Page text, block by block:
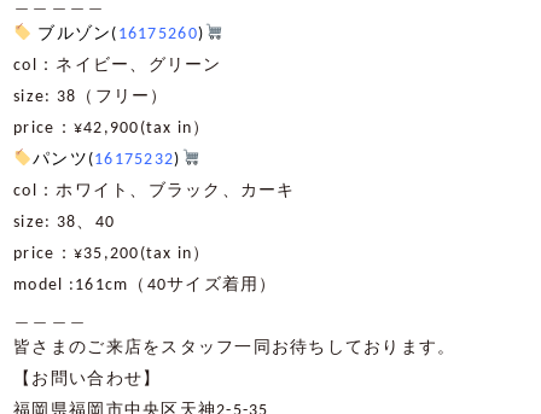
ブルゾン( 16175260)
col：ネイビー、グリーン
size: 38（フリー）
price：¥42,900(tax in）
パンツ( 16175232)
col：ホワイト、ブラック、カーキ
size: 38、40
price：¥35,200(tax in）
model :161cm（40サイズ着用）
皆さまのご来店をスタッフ一同お待ちしております。
【お問い合わせ】